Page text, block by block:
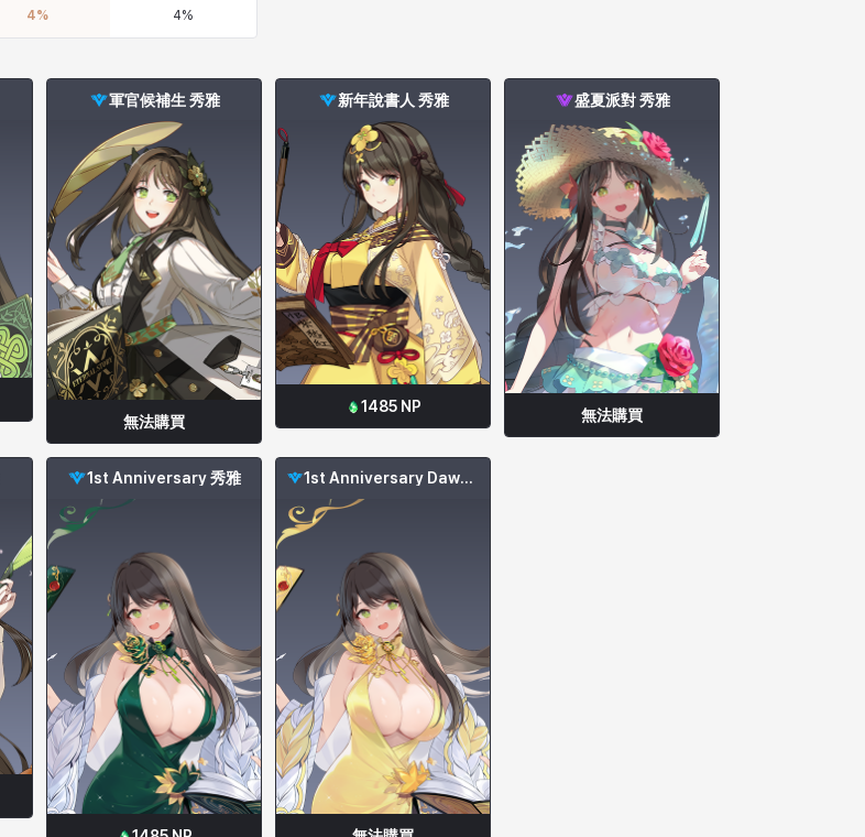
4% 4%
軍官候補生 秀雅
無法購買
新年說書人 秀雅
1485NP
盛夏派對 秀雅
無法購買
1st Anniversary 秀雅 1st Anniversary Dawn 秀雅